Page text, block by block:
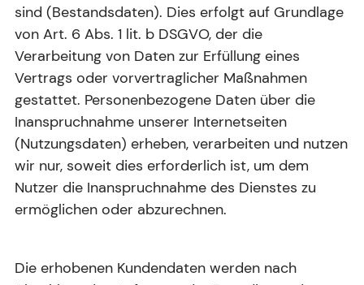
sind (Bestandsdaten). Dies erfolgt auf Grundlage
von Art. 6 Abs. 1 lit. b DSGVO, der die
Verarbeitung von Daten zur Erfüllung eines
Vertrags oder vorvertraglicher Maßnahmen
gestattet. Personenbezogene Daten über die
Inanspruchnahme unserer Internetseiten
(Nutzungsdaten) erheben, verarbeiten und nutzen
wir nur, soweit dies erforderlich ist, um dem
Nutzer die Inanspruchnahme des Dienstes zu
ermöglichen oder abzurechnen.
Die erhobenen Kundendaten werden nach